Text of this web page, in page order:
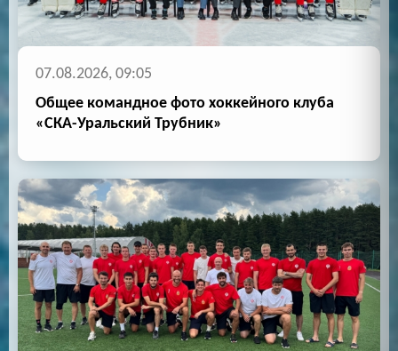
07.08.2026, 09:05
Общее командное фото хоккейного клуба
«СКА-Уральский Трубник»